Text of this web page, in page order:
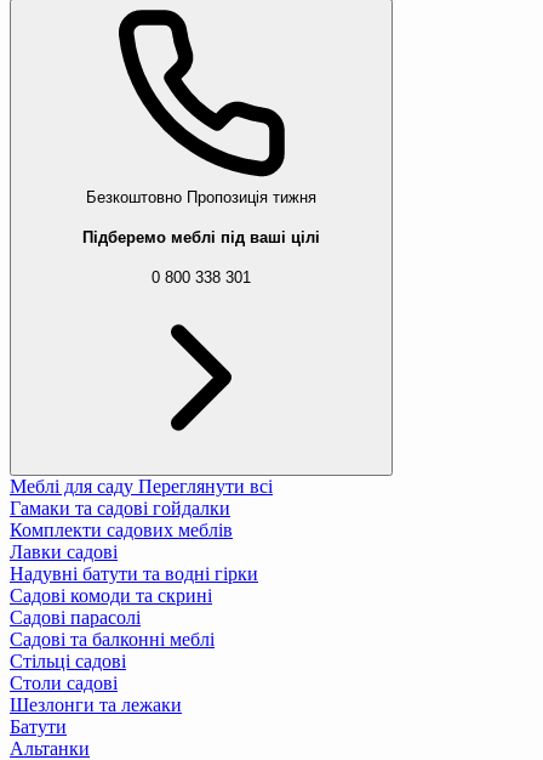
Безкоштовно Пропозиція тижня
Підберемо меблі під ваші цілі
0 800 338 301
Меблі для саду Переглянути всі
Гамаки та садові гойдалки
Комплекти садових меблів
Лавки садові
Надувні батути та водні гірки
Садові комоди та скрині
Садові парасолі
Садові та балконні меблі
Стільці садові
Столи садові
Шезлонги та лежаки
Батути
Альтанки